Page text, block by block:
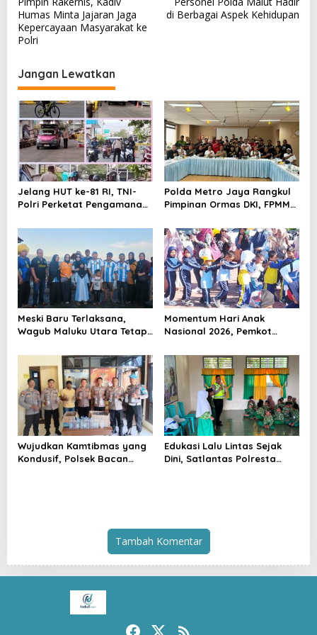
a
v
i
g
a
s
i
p
o
s
Humas Minta Jajaran Jaga
Kepercayaan Masyarakat ke
Polri
di Berbagai Aspek Kehidupan
Jangan Lewatkan
Jelang HUT ke-81 RI, TNI-
Polri Perketat Pengamanan
Pemeriksaan Kendaraan
hingga Patroli Rutin
Polda Metro Jaya Rangkul
Pimpinan Ormas DKI, FPMM
dan Tolak Provokasi SARA
Meski Baru Terlaksana,
Wagub Maluku Utara Tetap
Pantai Tugulufa
Momentum Hari Anak
Nasional 2026, Pemkot
Lingkungan Ramah Anak
Wujudkan Kamtibmas yang
Kondusif, Polsek Bacan
Edukasi Lalu Lintas Sejak
Dini, Satlantas Polresta
Tambah Komentar